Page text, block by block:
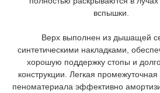
вспышки.
Верх выполнен из дышащей
синтетическими накладками,
хорошую поддержку стопы и
конструкции. Легкая
пеноматериала эффективно